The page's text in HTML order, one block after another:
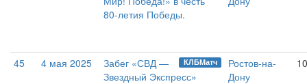
80-летия Победы.
45 4 мая 2025 КЛБМатч
Забег «СВД —
Звездный Экспресс»
Ростов-на-
Дону